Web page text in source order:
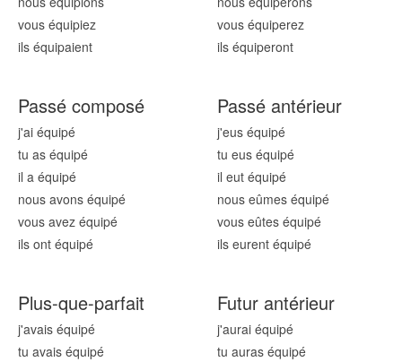
vous équipiez
ils équipaient
vous équiperez
ils équiperont
Passé composé
j'ai équipé
tu as équipé
il a équipé
nous avons équipé
vous avez équipé
ils ont équipé
Passé antérieur
j'eus équipé
tu eus équipé
il eut équipé
nous eûmes équipé
vous eûtes équipé
ils eurent équipé
Plus-que-parfait
j'avais équipé
tu avais équipé
Futur antérieur
j'aurai équipé
tu auras équipé